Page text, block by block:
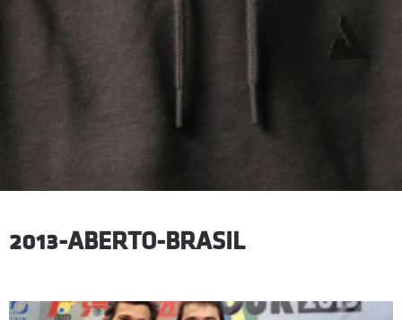
2013-ABERTO-BRASIL